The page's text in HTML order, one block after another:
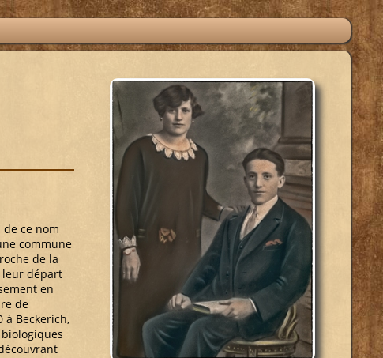
ce nom
commune
de la
leur départ
en
de
à Beckerich,